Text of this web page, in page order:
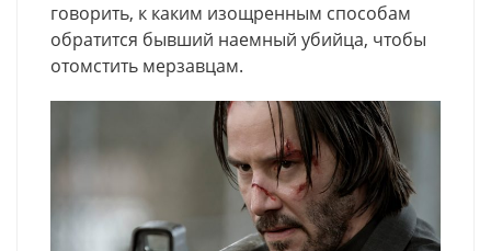
говорить, к каким изощренным способам
обратится бывший наемный убийца, чтобы
отомстить мерзавцам.